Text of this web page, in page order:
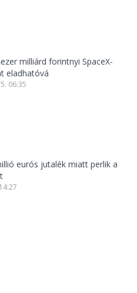
milliárd forintnyi SpaceX-
eladhatóvá
06:35
eurós jutalék miatt perlik a